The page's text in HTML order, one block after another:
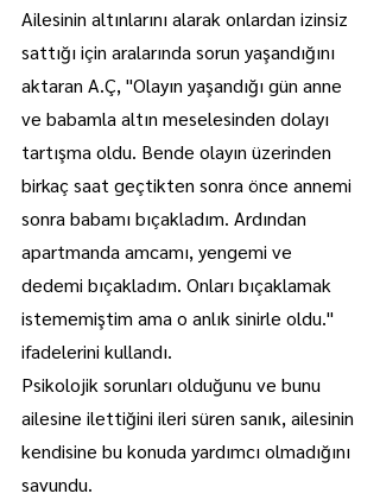
Ailesinin altınlarını alarak onlardan izinsiz
sattığı için aralarında sorun yaşandığını
aktaran A.Ç, "Olayın yaşandığı gün anne
ve babamla altın meselesinden dolayı
tartışma oldu. Bende olayın üzerinden
birkaç saat geçtikten sonra önce annemi
sonra babamı bıçakladım. Ardından
apartmanda amcamı, yengemi ve
dedemi bıçakladım. Onları bıçaklamak
istememiştim ama o anlık sinirle oldu."
ifadelerini kullandı.
Psikolojik sorunları olduğunu ve bunu
ailesine ilettiğini ileri süren sanık, ailesinin
kendisine bu konuda yardımcı olmadığını
savundu.